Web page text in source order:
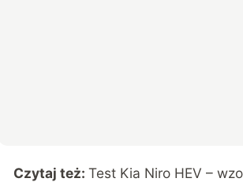
Czytaj też:Test Kia Niro HEV –